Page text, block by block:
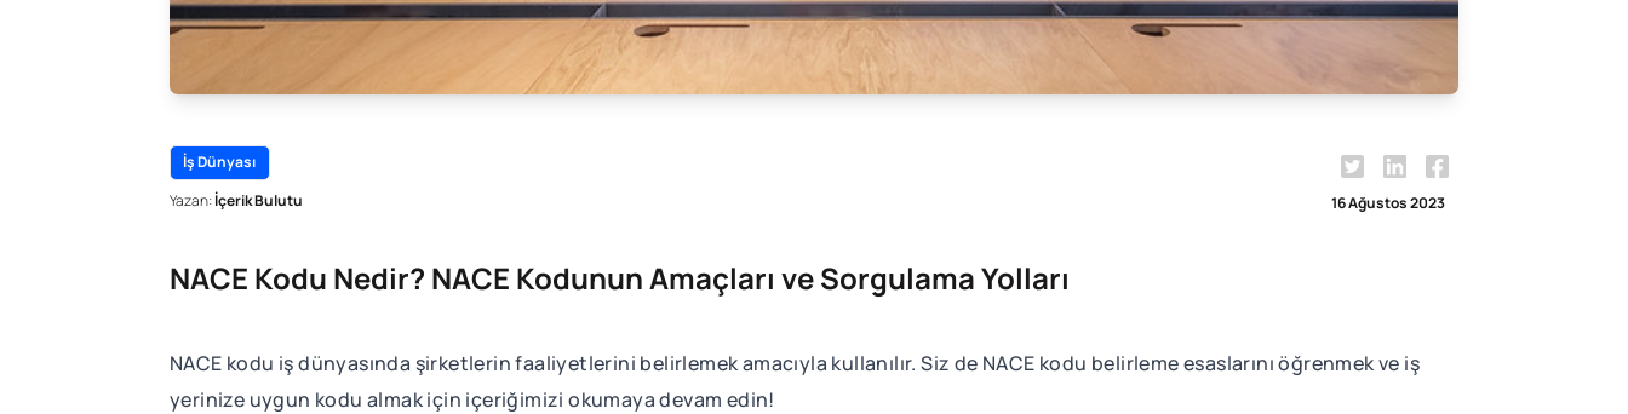
İş Dünyası
Yazan:İçerik Bulutu 16 Ağustos 2023
NACE Kodu Nedir? NACE Kodunun Amaçları ve Sorgulama Yolları
NACE kodu iş dünyasında şirketlerin faaliyetlerini belirlemek amacıyla kullanılır. Siz de NACE kodu belirleme esaslarını öğrenmek ve iş
yerinize uygun kodu almak için içeriğimizi okumaya devam edin!